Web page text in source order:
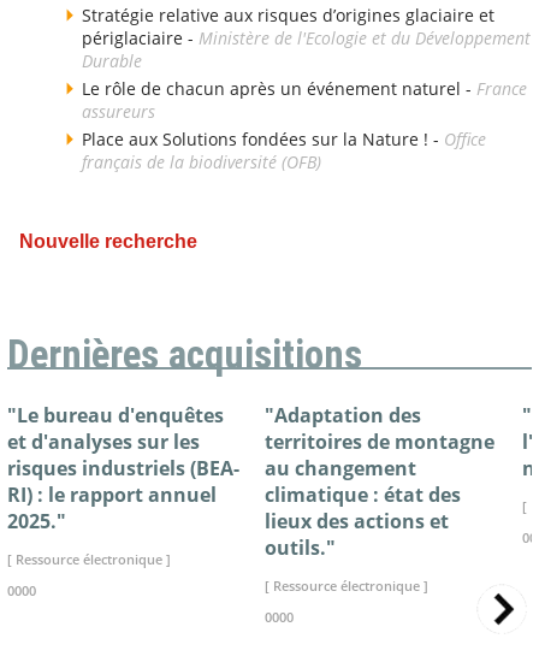
Stratégie relative aux risques d’origines glaciaire et
périglaciaire - Ministère de l'Ecologie et du Développement
Durable
Le rôle de chacun après un événement naturel - France
assureurs
Place aux Solutions fondées sur la Nature ! - Office
français de la biodiversité (OFB)
Nouvelle recherche
Dernières acquisitions
"Le bureau d'enquêtes
et d'analyses sur les
risques industriels (BEA-
RI) : le rapport annuel
2025."
[ Ressource électronique ]
0000
"Adaptation des
territoires de montagne
au changement
climatique : état des
lieux des actions et
outils."
[ Ressource électronique ]
0000
[